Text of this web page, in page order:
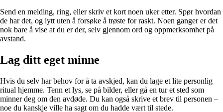
Send en melding, ring, eller skriv et kort noen uker etter. Spør hvordan
de har det, og lytt uten å forsøke å trøste for raskt. Noen ganger er det
nok bare å vise at du er der, selv gjennom ord og oppmerksomhet på
avstand.
Lag ditt eget minne
Hvis du selv har behov for å ta avskjed, kan du lage et lite personlig
ritual hjemme. Tenn et lys, se på bilder, eller gå en tur et sted som
minner deg om den avdøde. Du kan også skrive et brev til personen –
noe du kanskje ville ha sagt om du hadde vært til stede.